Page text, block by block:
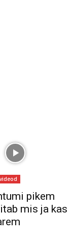
pikem
mis ja kas